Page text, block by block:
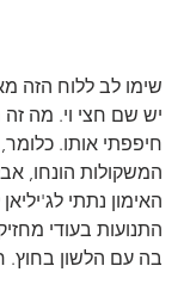
יש שם חצי וי. מה זה
חיפפתי אותו.
המשקולות הונחו,
האימון נתתי
התנועות בעודי
בה עם הלשון בחוץ.